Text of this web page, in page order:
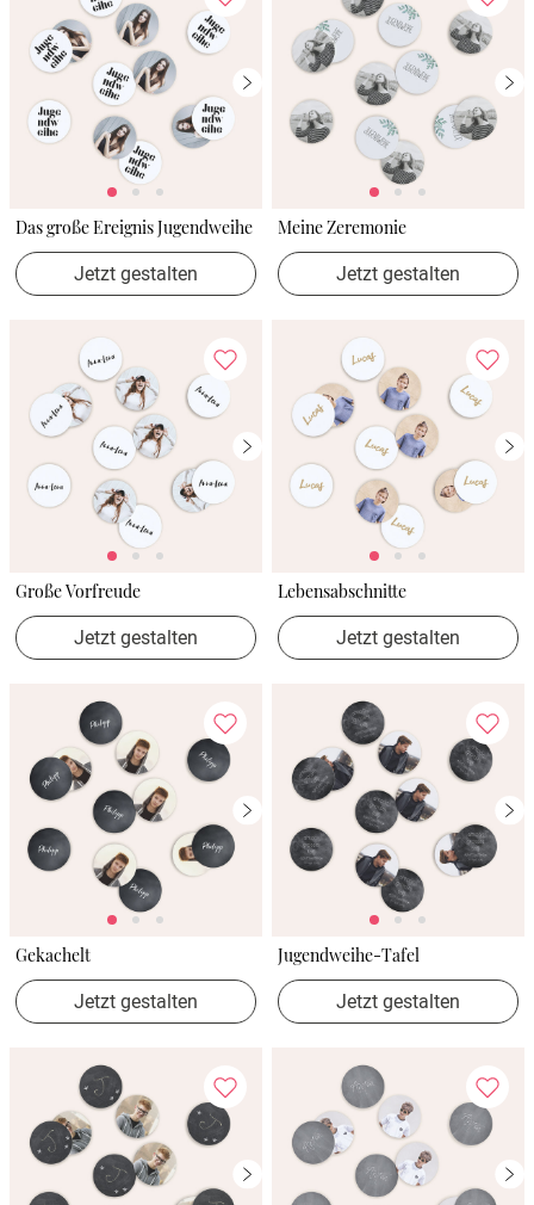
Das große Ereignis Jugendweihe
Jetzt gestalten
Meine Zeremonie
Jetzt gestalten
Große Vorfreude
Jetzt gestalten
Lebensabschnitte
Jetzt gestalten
Gekachelt
Jetzt gestalten
Jugendweihe-Tafel
Jetzt gestalten